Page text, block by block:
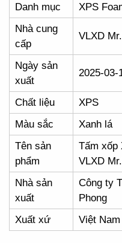
Danh mục
XPS
Nhà cung
cấp
VLXD
Ngày sản
xuất
2025-03-
Chất liệu
XPS
Màu sắc
Xanh lá
Tên sản
phẩm
Tấm xốp
VLXD
Nhà sản
xuất
Công ty
Phong
Xuất xứ
Việt Nam